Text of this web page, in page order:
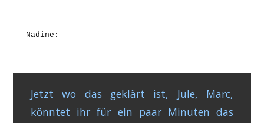
Nadine:
Jetzt wo das geklärt ist, Jule, Marc,
könntet ihr für ein paar Minuten das